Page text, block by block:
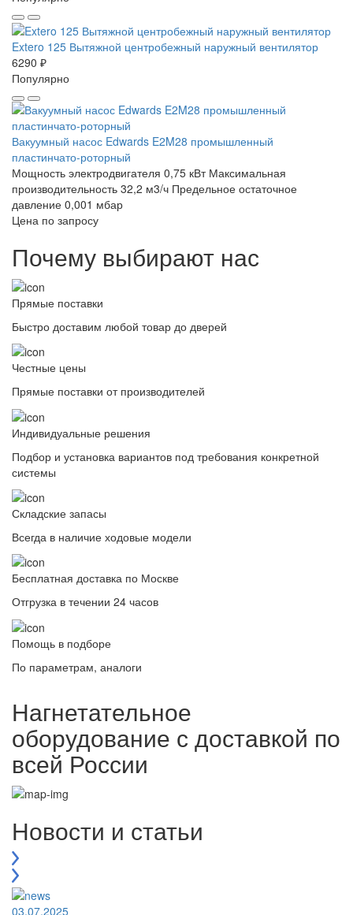
Extero 125 Вытяжной центробежный наружный вентилятор
6290 ₽
Популярно
Вакуумный насос Edwards E2M28 промышленный
пластинчато-роторный
Мощность электродвигателя 0,75 кВт Максимальная
производительность 32,2 м3/ч Предельное остаточное
давление 0,001 мбар
Цена по запросу
Почему выбирают нас
Прямые поставки
Быстро доставим любой товар до дверей
Честные цены
Прямые поставки от производителей
Индивидуальные решения
Подбор и установка вариантов под требования конкретной
системы
Складские запасы
Всегда в наличие ходовые модели
Бесплатная доставка по Москве
Отгрузка в течении 24 часов
Помощь в подборе
По параметрам, аналоги
Нагнетательное
оборудование с доставкой по
всей России
Новости и статьи
03.07.2025